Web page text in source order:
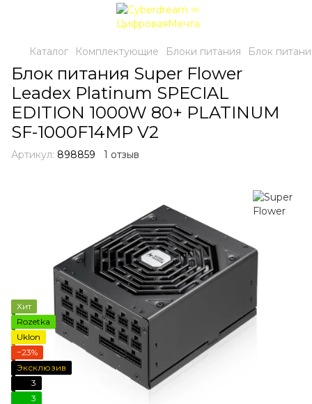
Каталог Комплектующие Блоки питания Блок
Блок питания Super Flower
Leadex Platinum SPECIAL
EDITION 1000W 80+ PLATINUM
SF-1000F14MP V2
Артикул: 898859 1 отзыв
Хит
Rozetka
Uklon
−23%
Эксклюзив
3
3